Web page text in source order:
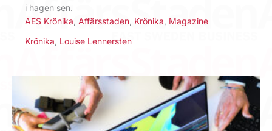
i hagen sen.
AES Krönika Affärsstaden Krönika Magazine
Krönika Louise Lennersten